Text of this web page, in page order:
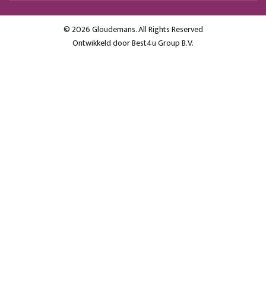
© 2026 Gloudemans. All Rights Reserved
Ontwikkeld doorBest4u Group B.V.